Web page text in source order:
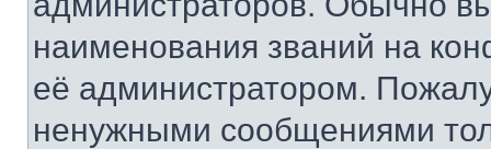
наименования званий на
её администратором.
ненужными сообщениями